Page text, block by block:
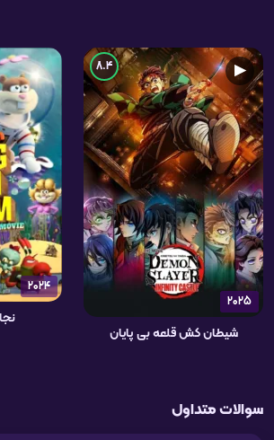
2025
▶
8.4
شیطان کش قلعه بی پایان
2024
سوالات متداول